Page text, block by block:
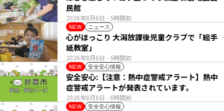
2026年8月6日 - 5時間前
民館
NEW ニュース
2026年8月6日 - 5時間前
心がほっこり 大潟放課後児童クラブで「絵手
紙教室」
NEW 安全安心情報
2026年8月6日 - 6時間前
安全安心:【注意：熱中症警戒アラート】熱中
症警戒アラートが発表されています。
NEW 安全安心情報